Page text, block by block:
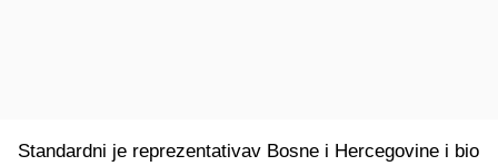
Standardni je reprezentativav Bosne i Hercegovine i bio